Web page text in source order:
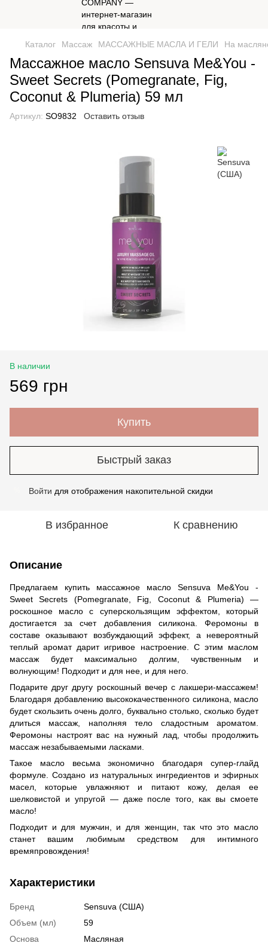
Каталог Массаж МАССАЖНЫЕ МАСЛА И ГЕЛИ На
Массажное масло Sensuva Me&You -
Sweet Secrets (Pomegranate, Fig,
Coconut & Plumeria) 59 мл
Артикул: SO9832 Оставить отзыв
В наличии
569 грн
Купить
Быстрый заказ
Войти для отображения накопительной скидки
В избранное К сравнению
Описание
Предлагаем купить массажное масло Sensuva Me&You -
Sweet Secrets (Pomegranate, Fig, Coconut & Plumeria) —
роскошное масло с суперскользящим эффектом, который
достигается за счет добавления силикона. Феромоны в
составе оказывают возбуждающий эффект, а невероятный
теплый аромат дарит игривое настроение. С этим маслом
массаж будет максимально долгим, чувственным и
волнующим! Подходит и для нее, и для него.
Подарите друг другу роскошный вечер с лакшери-массажем!
Благодаря добавлению высококачественного силикона, масло
будет скользить очень долго, буквально столько, сколько будет
длиться массаж, наполняя тело сладостным ароматом.
Феромоны настроят вас на нужный лад, чтобы продолжить
массаж незабываемыми ласками.
Такое масло весьма экономично благодаря супер-глайд
формуле. Создано из натуральных ингредиентов и эфирных
масел, которые увлажняют и питают кожу, делая ее
шелковистой и упругой — даже после того, как вы смоете
масло!
Подходит и для мужчин, и для женщин, так что это масло
станет вашим любимым средством для интимного
времяпровождения!
Характеристики
Бренд
Sensuva (США)
Объем (мл)
59
Основа
Масляная